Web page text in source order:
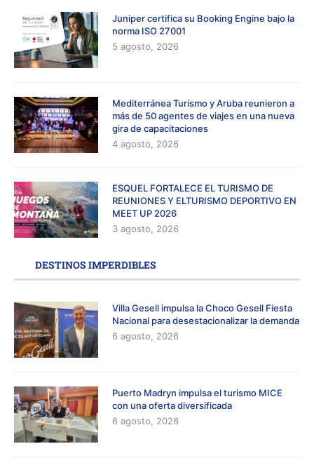
Juniper certifica su Booking Engine bajo la
norma ISO 27001
5 agosto, 2026
Mediterránea Turismo y Aruba reunieron a
más de 50 agentes de viajes en una nueva
gira de capacitaciones
4 agosto, 2026
ESQUEL FORTALECE EL TURISMO DE
REUNIONES Y ELTURISMO DEPORTIVO EN
MEET UP 2026
3 agosto, 2026
DESTINOS IMPERDIBLES
Villa Gesell impulsa la Choco Gesell Fiesta
Nacional para desestacionalizar la demanda
6 agosto, 2026
Puerto Madryn impulsa el turismo MICE
con una oferta diversificada
6 agosto, 2026